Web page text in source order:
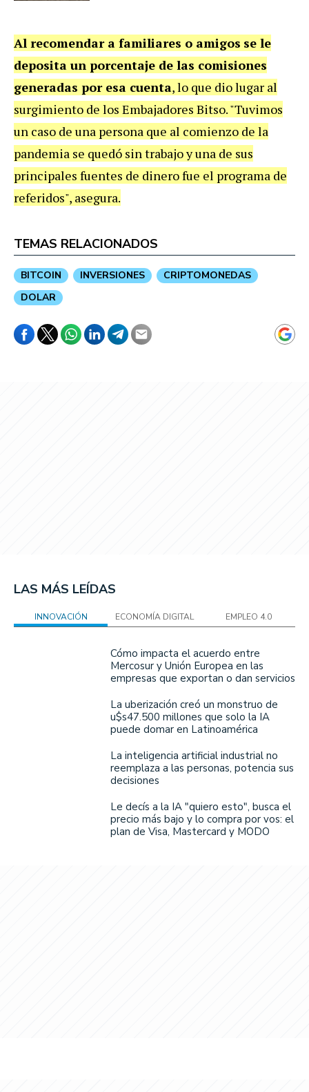
Al recomendar a familiares o amigos se le
deposita un porcentaje de las comisiones
generadas por esa cuenta, lo que dio lugar al
surgimiento de los Embajadores Bitso. "Tuvimos
un caso de una persona que al comienzo de la
pandemia se quedó sin trabajo y una de sus
principales fuentes de dinero fue el programa de
referidos", asegura.
TEMAS RELACIONADOS
BITCOIN INVERSIONES
CRIPTOMONEDAS
DOLAR
LAS MÁS LEÍDAS
INNOVACIÓN ECONOMÍA DIGITAL EMPLEO 4.0
Cómo impacta el acuerdo entre
Mercosur y Unión Europea en las
empresas que exportan o dan servicios
La uberización creó un monstruo de
u$s47.500 millones que solo la IA
puede domar en Latinoamérica
La inteligencia artificial industrial no
reemplaza a las personas, potencia sus
decisiones
Le decís a la IA "quiero esto", busca el
precio más bajo y lo compra por vos: el
plan de Visa, Mastercard y MODO